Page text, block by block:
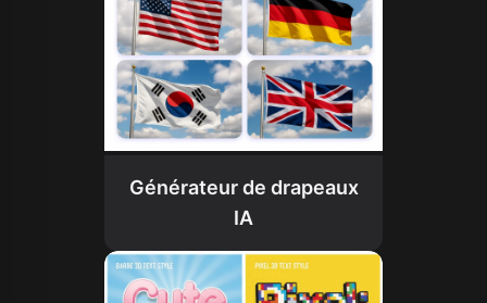
Générateur de drapeaux
IA